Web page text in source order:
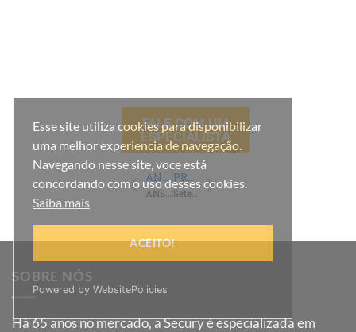
Esse site utiliza cookies para disponibilizar
uma melhor experiencia de navegação.
Navegando nesse site, voce está
concordando com o uso desses cookies.
Saiba mais
ACEITO!
Powered by WebsitePolicies
FALE COM UM
ESPECIALISTA
ANTERIOR
ANS autoriza troca de Plano em caso de exclusão hospitalar
PRÓXIMO
Setembro Amarelo: A Importância da Saúde Mental
SOBRE NÓS
Há65anos no mercado, a Secury é especializada em